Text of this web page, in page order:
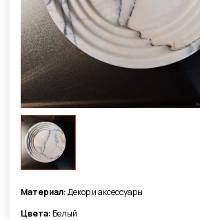
Материал:Декор и аксессуары
Цвета: Белый